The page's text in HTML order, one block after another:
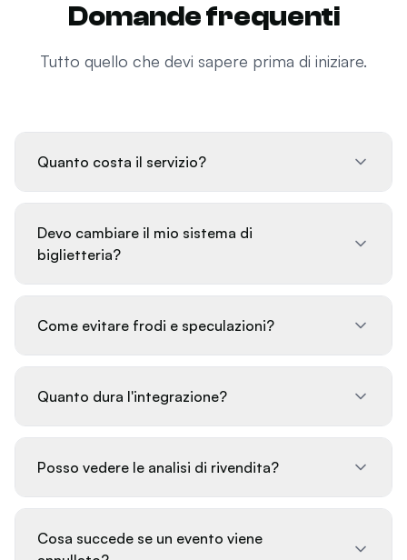
Domande frequenti
Tutto quello che devi sapere prima di iniziare.
Quanto costa il servizio?
Devo cambiare il mio sistema di
biglietteria?
Come evitare frodi e speculazioni?
Quanto dura l'integrazione?
Posso vedere le analisi di rivendita?
Cosa succede se un evento viene